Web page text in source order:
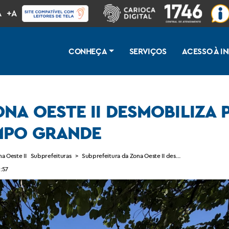
+A
CONHEÇA SERVIÇOS ACESSO À
OESTE II DESMOBILIZA
GRANDE
Oeste II Subprefeituras > Subprefeitura da Zona Oeste II desmobiliza parque